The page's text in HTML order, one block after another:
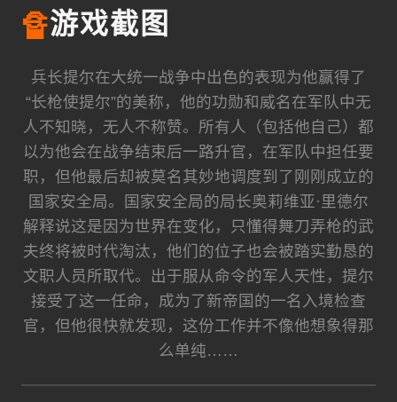
🔏游戏截图
兵长提尔在大统一战争中出色的表现为他赢得了
“长枪使提尔”的美称，他的功勋和威名在军队中无
人不知晓，无人不称赞。所有人（包括他自己）都
以为他会在战争结束后一路升官，在军队中担任要
职，但他最后却被莫名其妙地调度到了刚刚成立的
国家安全局。国家安全局的局长奥莉维亚·里德尔
解释说这是因为世界在变化，只懂得舞刀弄枪的武
夫终将被时代淘汰，他们的位子也会被踏实勤恳的
文职人员所取代。出于服从命令的军人天性，提尔
接受了这一任命，成为了新帝国的一名入境检查
官，但他很快就发现，这份工作并不像他想象得那
么单纯……